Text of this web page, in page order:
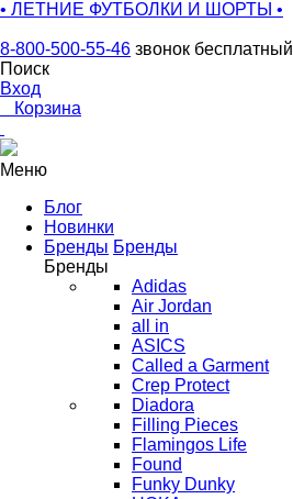
• ЛЕТНИЕ ФУТБОЛКИ И ШОРТЫ •
8-800-500-55-46 звонок бесплатный
Поиск
Вход
Корзина
Меню
Блог
Новинки
Бренды Бренды
Бренды
Adidas
Air Jordan
all in
ASICS
Called a Garment
Crep Protect
Diadora
Filling Pieces
Flamingos Life
Found
Funky Dunky